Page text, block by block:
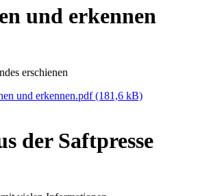
und erkennen
erschienen
und erkennen.pdf(181,6 kB)
der Saftpresse